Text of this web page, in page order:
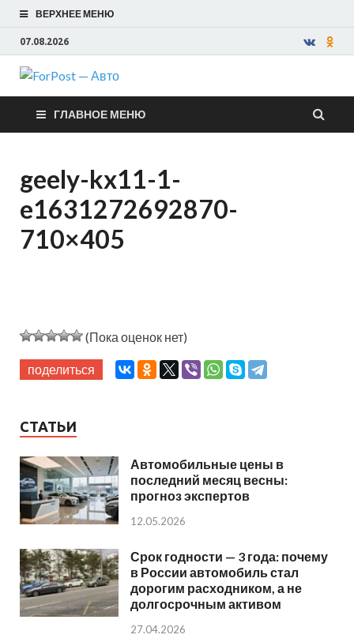
ВЕРХНЕЕ МЕНЮ
07.08.2026
ForPost —
Авто
ГЛАВНОЕ МЕНЮ
geely-kx11-1-
e1631272692870-
710×405
(Пока оценок нет)
поделиться
СТАТЬИ
Автомобильные цены в
последний месяц весны:
прогноз экспертов
12.05.2026
Срок годности — 3 года: почему
в России автомобиль стал
дорогим расходником, а не
долгосрочным активом
27.04.2026